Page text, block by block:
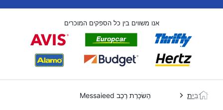
אנו משווים בין כל הספקים המוכרים
בַּיִת הַשׂכָּרַת רֶכֶב Messaieed